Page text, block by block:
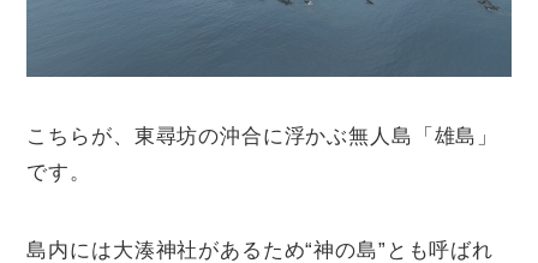
こちらが、東尋坊の沖合に浮かぶ無人島「雄島」
です。
島内には大湊神社があるため“神の島”とも呼ばれ